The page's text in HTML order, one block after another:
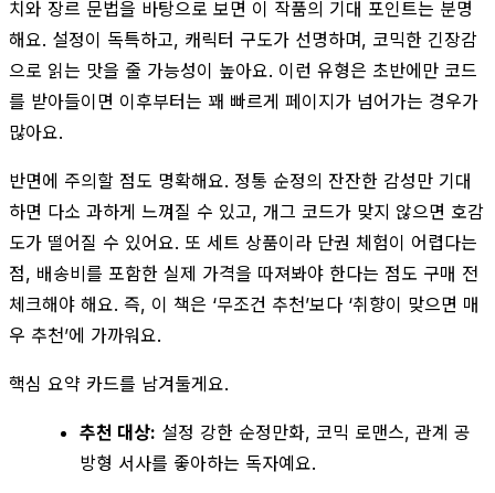
치와 장르 문법을 바탕으로 보면 이 작품의 기대 포인트는 분명
해요. 설정이 독특하고, 캐릭터 구도가 선명하며, 코믹한 긴장감
으로 읽는 맛을 줄 가능성이 높아요. 이런 유형은 초반에만 코드
를 받아들이면 이후부터는 꽤 빠르게 페이지가 넘어가는 경우가
많아요.
반면에 주의할 점도 명확해요. 정통 순정의 잔잔한 감성만 기대
하면 다소 과하게 느껴질 수 있고, 개그 코드가 맞지 않으면 호감
도가 떨어질 수 있어요. 또 세트 상품이라 단권 체험이 어렵다는
점, 배송비를 포함한 실제 가격을 따져봐야 한다는 점도 구매 전
체크해야 해요. 즉, 이 책은 ‘무조건 추천’보다 ‘취향이 맞으면 매
우 추천’에 가까워요.
핵심 요약 카드를 남겨둘게요.
추천 대상: 설정 강한 순정만화, 코믹 로맨스, 관계 공
방형 서사를 좋아하는 독자예요.